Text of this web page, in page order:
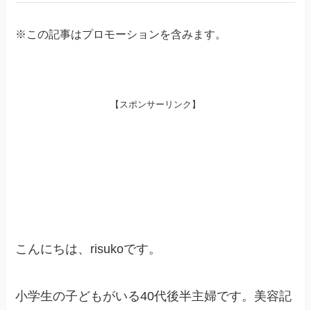
※この記事はプロモーションを含みます。
【スポンサーリンク】
こんにちは、risukoです。
小学生の子どもがいる40代後半主婦です。美容記